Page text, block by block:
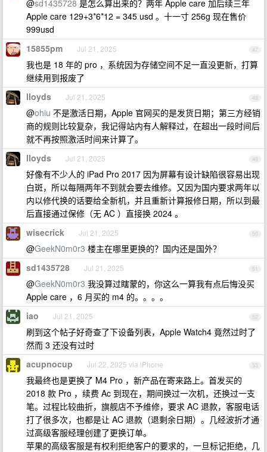
@sd1435728 是怎么算出来的？两年 Apple care 加后续三年
Apple care 129+3*6*12 = 345 usd 。十一寸 256g 现在售价
999usd
47
15855pm Jul 21, 2025
我也是 18 年的 pro ，系统因为存储空间不足一直没更新，打算
继续用到报废了
48
lloyds Jul 21, 2025
@ohiu 不是激活日期，Apple 官网买的是发货日期；第三方经销
商的规则比较复杂，我记得站内有人解释过，在超出一段时间后
就不再按照激活时间来计算了。
49
lloyds Jul 21, 2025
好像有不少人的 iPad Pro 2017 因为屏幕有设计缺陷很容易出现
白斑，所以每隔两年不到就会要去维修。又因为国内要求两年以
内以修代换的话要给全新机，并且重新计算报修日期，所以到最
后直接通过保修（无 AC ）直接换 2024 。
50
wisecrick Jul 21, 2025
@GeekN0m0r3 楼主在哪里更换的？国内还是国外？
51
sd1435728 Jul 21, 2025
@GeekN0m0r3 我没算过瞎蒙的，你这么一算我有点后悔没买
Apple care ，6 月买的 m4 的。。。。
52
iao Jul 21, 2025
刷到这个帖子好奇查了下设备列表，Apple Watch4 竟然过时了
然而 3 还没有过时
53
acupnocup Jul 22, 2025 via iPhone
我最终也是更换了 M4 Pro ，新产品在寄来路上。首发买的
2018 款 Pro ，续费 Ac 到现在，期间换过一次机，还换过一支
笔。过程比较曲折，旗舰店不予维修，要求 AC 退款，客服电话
打了很多次，也都是让 AC 退款（退剩余日期）。几经波折才通
过高级客服经理创建了更换订单。
苹果的高级客服是有权利拒绝客户的要求的，一旦标记拒绝，几